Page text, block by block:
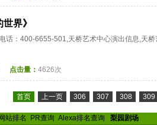
界》
话：400-6655-501,天桥艺术中心演出信息,天
点击量： 4626次
首页 上一页 306 307 308 309
网站排名 PR查询 Alexa排名查询 梨园剧场